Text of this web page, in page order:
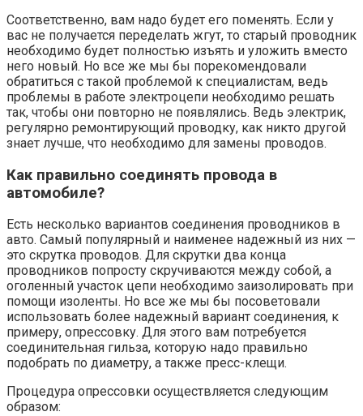
Соответственно, вам надо будет его поменять. Если у
вас не получается переделать жгут, то старый проводник
необходимо будет полностью изъять и уложить вместо
него новый. Но все же мы бы порекомендовали
обратиться с такой проблемой к специалистам, ведь
проблемы в работе электроцепи необходимо решать
так, чтобы они повторно не появлялись. Ведь электрик,
регулярно ремонтирующий проводку, как никто другой
знает лучше, что необходимо для замены проводов.
Как правильно соединять провода в
автомобиле?
Есть несколько вариантов соединения проводников в
авто. Самый популярный и наименее надежный из них —
это скрутка проводов. Для скрутки два конца
проводников попросту скручиваются между собой, а
оголенный участок цепи необходимо заизолировать при
помощи изоленты. Но все же мы бы посоветовали
использовать более надежный вариант соединения, к
примеру, опрессовку. Для этого вам потребуется
соединительная гильза, которую надо правильно
подобрать по диаметру, а также пресс-клещи.
Процедура опрессовки осуществляется следующим
образом: